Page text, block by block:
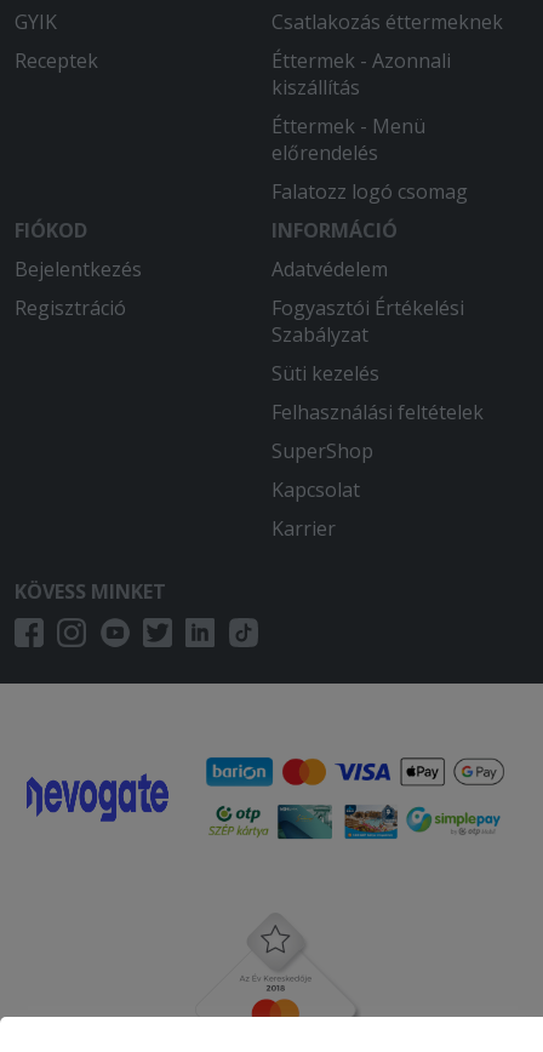
GYIK
Receptek
Csatlakozás éttermeknek
Éttermek - Azonnali
kiszállítás
Éttermek - Menü
előrendelés
Falatozz logó csomag
FIÓKOD
Bejelentkezés
Regisztráció
INFORMÁCIÓ
Adatvédelem
Fogyasztói Értékelési
Szabályzat
Süti kezelés
Felhasználási feltételek
SuperShop
Kapcsolat
Karrier
KÖVESS MINKET